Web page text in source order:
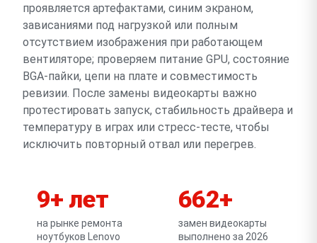
проявляется артефактами, синим экраном,
зависаниями под нагрузкой или полным
отсутствием изображения при работающем
вентиляторе; проверяем питание GPU, состояние
BGA-пайки, цепи на плате и совместимость
ревизии. После замены видеокарты важно
протестировать запуск, стабильность драйвера и
температуру в играх или стресс-тесте, чтобы
исключить повторный отвал или перегрев.
9+ лет
на рынке ремонта
ноутбуков Lenovo
662+
замен видеокарты
выполнено за 2026